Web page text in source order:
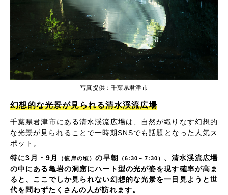
写真提供：千葉県君津市
幻想的な光景が見られる清水渓流広場
千葉県君津市にある清水渓流広場は、自然が織りなす幻想的
な光景が見られることで一時期SNSでも話題となった人気ス
ポット。
特に3月・9月
（彼岸の頃）の早朝 （6:30～7:30） 、清水渓流広場
の中にある亀岩の洞窟にハート型の光が姿を現す確率が高ま
ると、ここでしか見られない幻想的な光景を一目見ようと世
代を問わずたくさんの人が訪れます。